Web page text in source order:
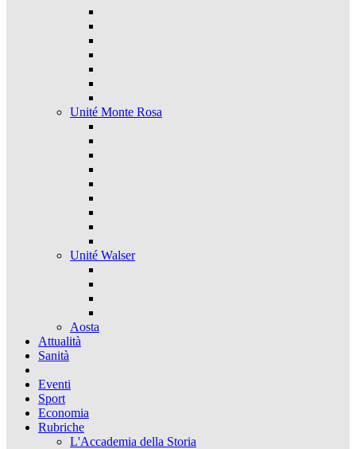
Unité Monte Rosa
Unité Walser
Aosta
Attualità
Sanità
Eventi
Sport
Economia
Rubriche
L'Accademia della Storia